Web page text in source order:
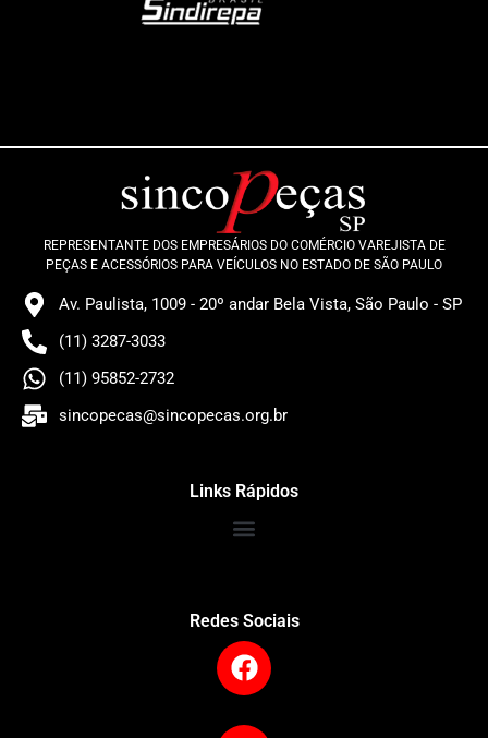
REPRESENTANTE DOS EMPRESÁRIOS DO COMÉRCIO VAREJISTA DE
PEÇAS E ACESSÓRIOS PARA VEÍCULOS NO ESTADO DE SÃO PAULO
Av. Paulista, 1009 - 20º andar Bela Vista, São Paulo - SP
(11) 3287-3033
(11) 95852-2732
sincopecas@sincopecas.org.br
Links Rápidos
Redes Sociais